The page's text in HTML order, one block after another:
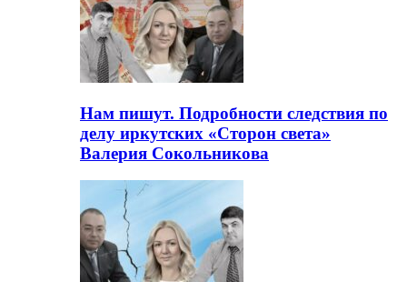
Нам пишут. Подробности следствия по
делу иркутских «Сторон света»
Валерия Сокольникова